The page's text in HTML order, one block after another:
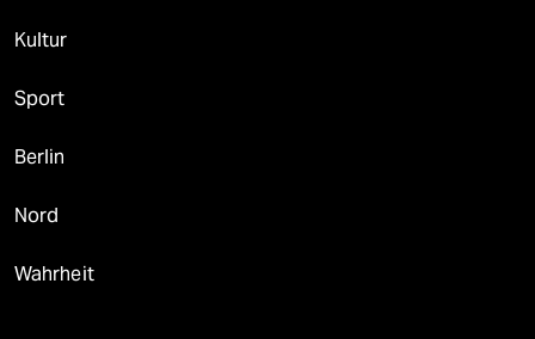
Kultur
Sport
Berlin
Nord
Wahrheit